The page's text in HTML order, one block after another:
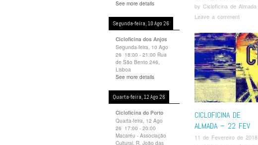
by Cicloficina de Almada
Leave a comment
CICLOFICINA DE
ALMADA – 22 FEV
11 de Fevereiro de 2018
See more details
Segunda-feira, 10 Ago 26
Cicloficina dos Anjos
Segunda-feira, 10 Ago
26 18:00 - 21:00 Rua
de São Bento 246,
Lisboa
See more details
Quarta-feira, 12 Ago 26
Cicloficina do Porto
Quarta-feira, 12 Ago
26 17:00 - 20:00
Macaréu - Associação
Cultural, R. João das